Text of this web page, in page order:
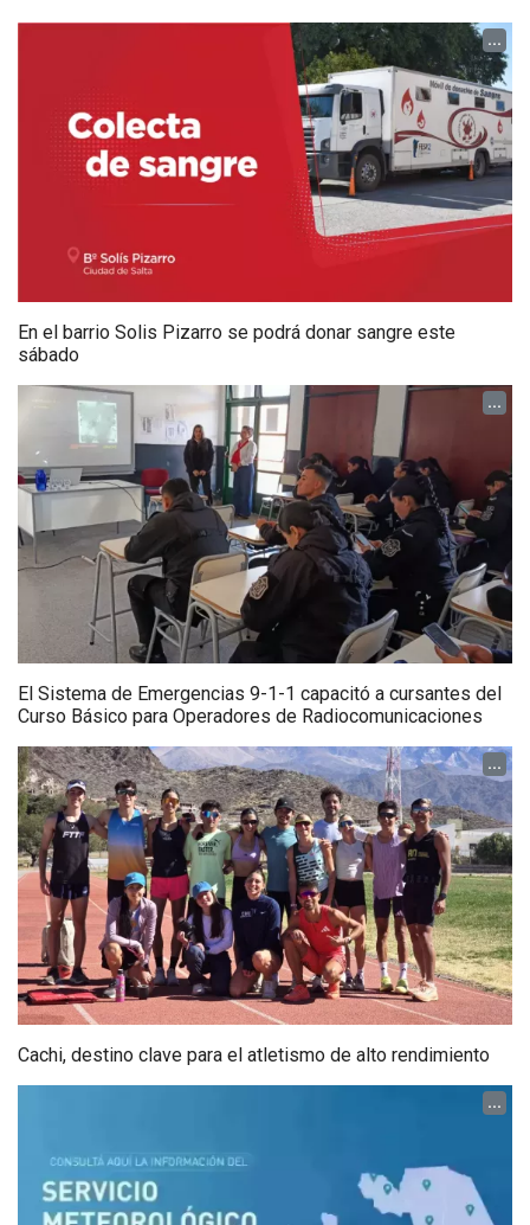
...
En el barrio Solis Pizarro se podrá donar sangre este
sábado
...
El Sistema de Emergencias 9-1-1 capacitó a cursantes del
Curso Básico para Operadores de Radiocomunicaciones
...
Cachi, destino clave para el atletismo de alto rendimiento
...